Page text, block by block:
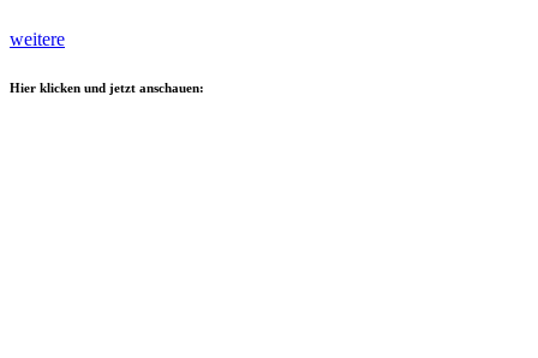
weitere
Hier klicken und jetzt anschauen: